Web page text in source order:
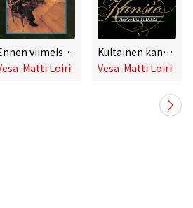
Ennen viimeistä maljaa
Matti Loiri
Kultainen kansio
Vesa-Matti Loiri